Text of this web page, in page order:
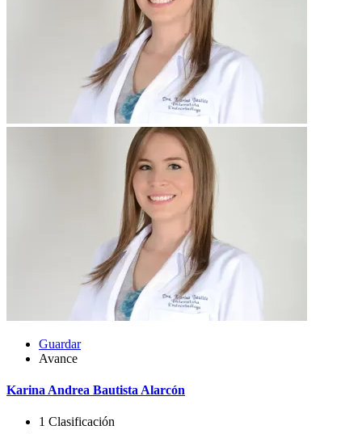
Guardar
Avance
Karina Andrea Bautista Alarcón
1 Clasificación